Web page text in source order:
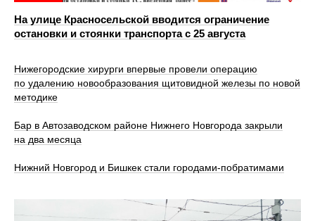
На улице Красносельской вводится ограничение
остановки и стоянки транспорта с 25 августа
Нижегородские хирурги впервые провели операцию
по удалению новообразования щитовидной железы по новой
методике
Бар в Автозаводском районе Нижнего Новгорода закрыли
на два месяца
Нижний Новгород и Бишкек стали городами-побратимами